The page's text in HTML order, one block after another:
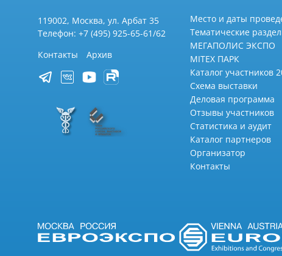
119002, Москва, ул. Арбат 35
Телефон: +7 (495) 925-65-61/62
Контакты
Архив
Место и даты
Тематические
МЕГАПОЛИС ЭКСПО
MITEX ПАРК
Каталог участников
Схема выставки
Деловая программа
Отзывы участников
Статистика и аудит
Каталог партнеров
Организатор
Контакты